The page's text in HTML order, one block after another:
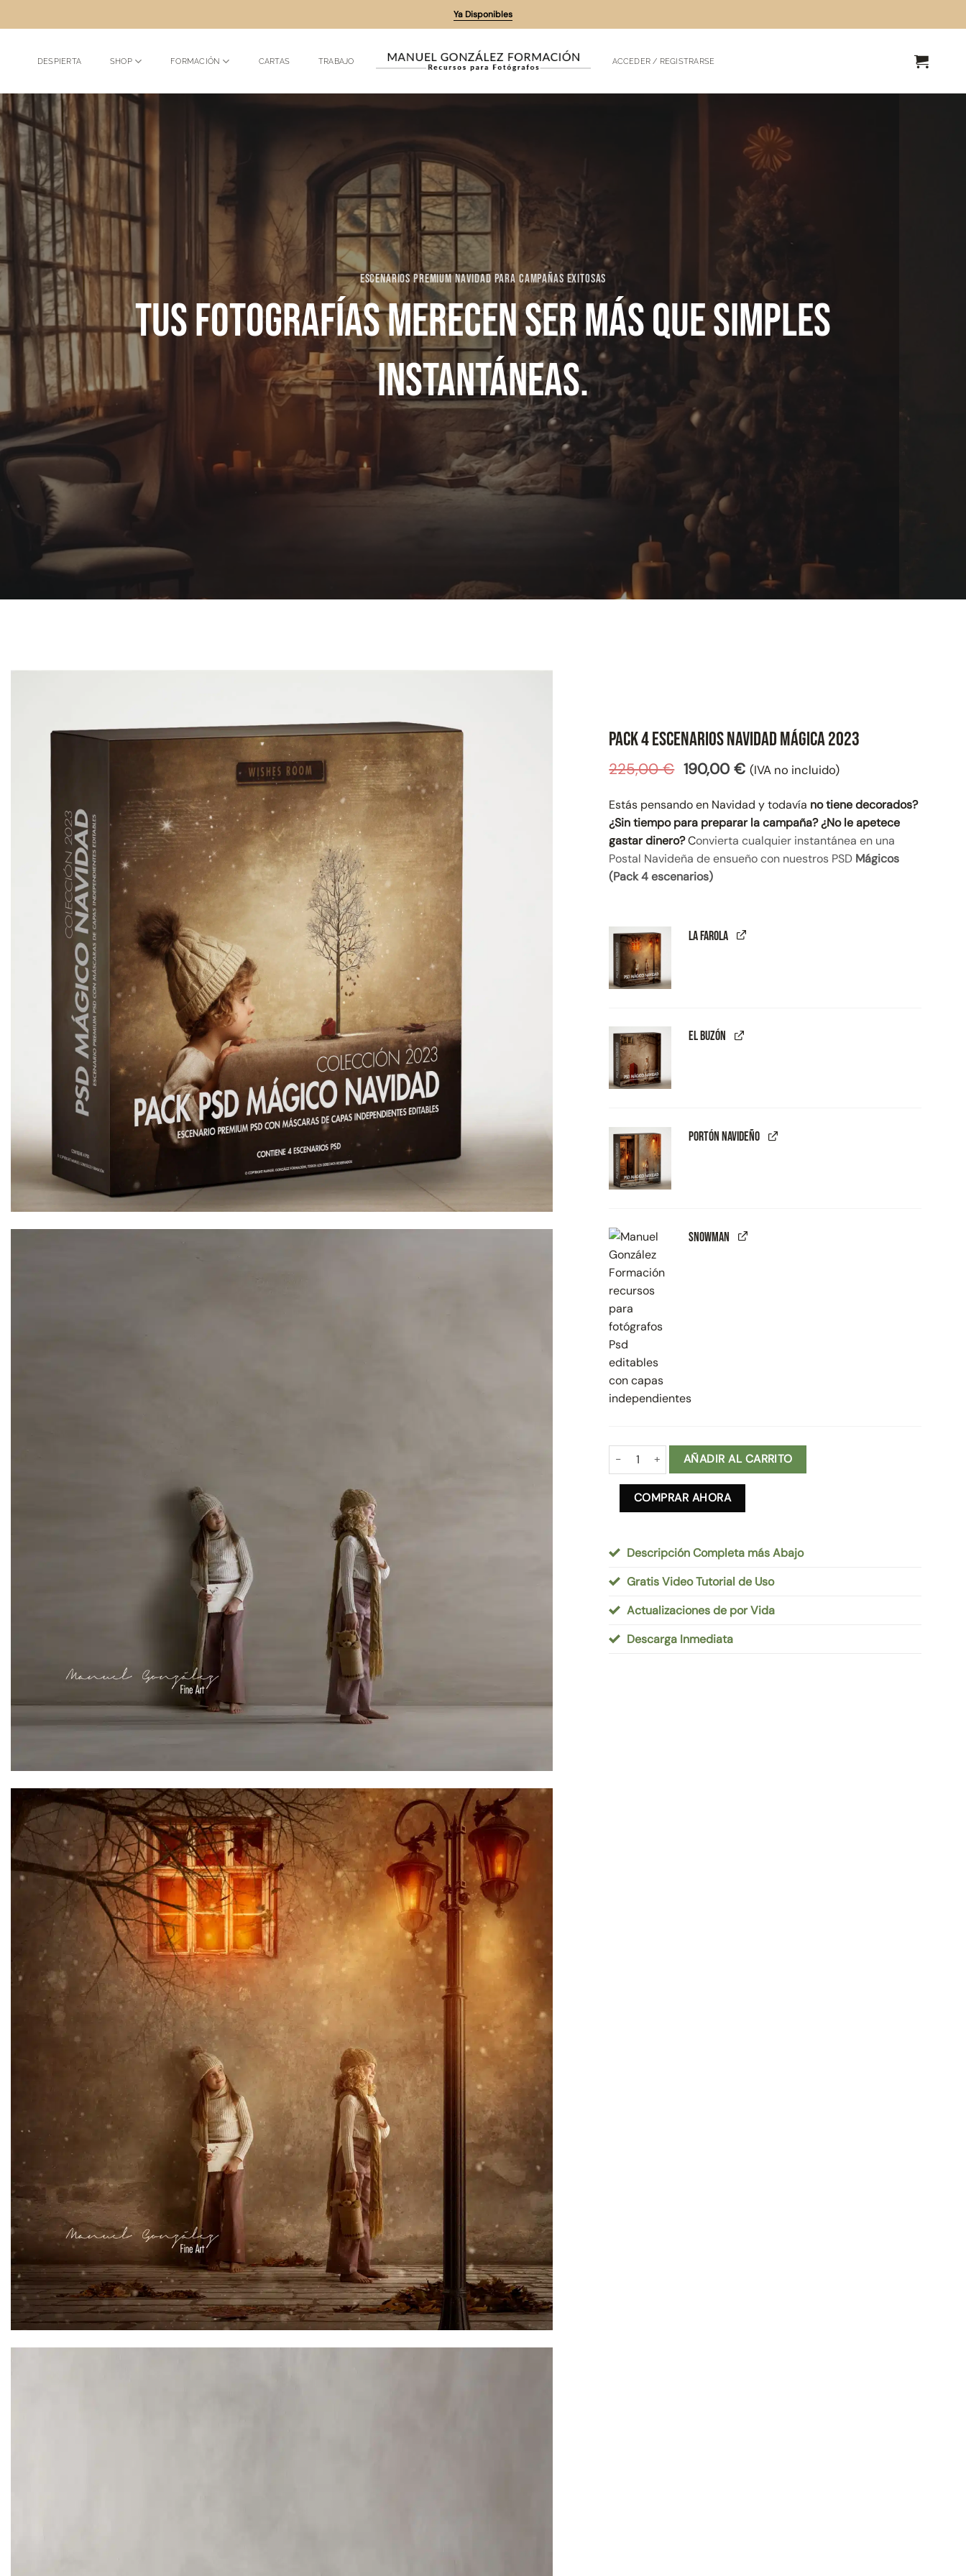
al
Ya Disponibles
DESPIERTA SHOP FORMACIÓN CARTAS TRABAJO ACCEDER / REGISTRARSE
ESCENARIOS PREMIUM NAVIDAD PARA CAMPAÑAS EXITOSAS
Tus fotografías merecen ser más que simples
instantáneas.
Pack 4 Escenarios Navidad Mágica 2023
225,00€ El
precio
original
era:
225,00 €.
190,00 €El
precio
actual
es:
190,00 €.
(IVA no incluido)
Estás pensando en Navidad y todavía no tiene decorados?
¿Sin tiempo para preparar la campaña? ¿No le apetece
gastar dinero?Convierta cualquier instantánea en una
Postal Navideña de ensueño con nuestros PSD Mágicos
(Pack 4 escenarios)
La Farola
El Buzón
Portón Navideño
Snowman
Pack 4 Escenarios Navidad Mágica 2023 cantidad
AÑADIR AL CARRITO
COMPRAR AHORA
Descripción Completa más Abajo
Gratis Video Tutorial de Uso
Actualizaciones de por Vida
Descarga Inmediata